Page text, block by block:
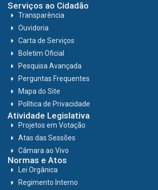
Serviços ao Cidadão
Transparência
Ouvidoria
Carta de Serviços
Boletim Oficial
Pesquisa Avançada
Perguntas Frequentes
Mapa do Site
Política de Privacidade
Atividade Legislativa
Projetos em Votação
Atas das Sessões
Câmara ao Vivo
Normas e Atos
Lei Orgânica
Regimento Interno